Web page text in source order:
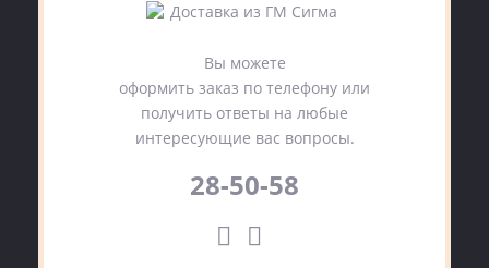
Вы можете
оформить заказ по телефону или
получить ответы на любые
интересующие вас вопросы.
28-50-58